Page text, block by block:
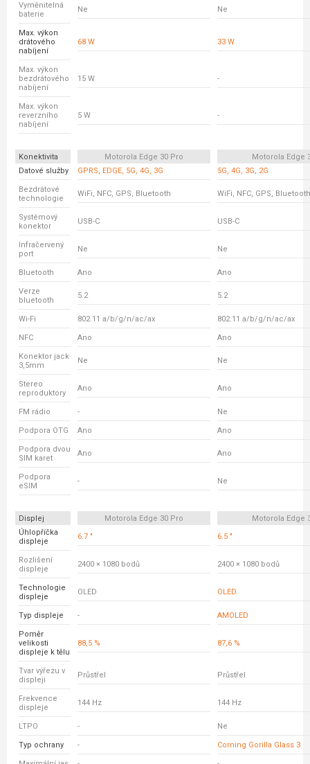
Vyměnitelná
baterie
Ne Ne
Max. výkon
drátového
nabíjení
68 W 33 W
Max. výkon
bezdrátového
nabíjení
15 W -
Max. výkon
reverzního
nabíjení
5 W -
Konektivita Motorola Edge 30 Pro
Motorola Edge
Datové služby
GPRS, EDGE, 5G, 4G, 3G 5G, 4G, 3G, 2G
Bezdrátové
technologie
WiFi, NFC, GPS, Bluetooth WiFi, NFC, GPS, Bluetooth
Systémový
konektor
USB-C USB-C
Infračervený
port
Ne Ne
Bluetooth Ano Ano
Verze
bluetooth
5.2 5.2
Wi-Fi 802.11 a/b/g/n/ac/ax 802.11 a/b/g/n/ac/ax
NFC Ano Ano
Konektor jack
3,5mm
Ne Ne
Stereo
reproduktory
Ano Ano
FM rádio - Ne
Podpora OTG Ano Ano
Podpora dvou
SIM karet
Ano Ano
Podpora
eSIM
- Ne
Displej Motorola Edge 30 Pro
Motorola Edge
Úhlopříčka
displeje
6.7 " 6.5 "
Rozlišení
displeje
2400 × 1080 bodů 2400 × 1080 bodů
Technologie
displeje
OLED OLED
Typ displeje - AMOLED
Poměr
velikosti
displeje k tělu
88,5 % 87,6 %
Tvar výřezu v
displeji
Průstřel Průstřel
Frekvence
displeje
144 Hz 144 Hz
LTPO - Ne
Typ ochrany - Corning Gorilla Glass 3